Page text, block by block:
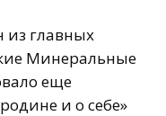
из главных
Минеральные
еще
и о себе»